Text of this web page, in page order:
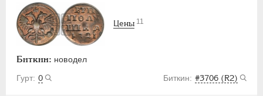
Биткин: новодел
0
#3706 (R2)
Цены 11